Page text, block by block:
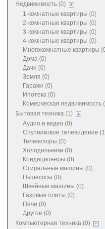
Недвижимость (0)
1-комнатные квартиры (0)
2-комнатные квартиры (0)
3-комнатные квартиры (0)
4-комнатные квартиры (0)
Многокомнатные квартиры
Дома (0)
Дачи (0)
Земля (0)
Гаражи (0)
Ипотека (0)
Комерческая недвижимость
Бытовая техника (1)
Аудио и видео (0)
Спутниковое телевидение
Телевизоры (0)
Холодильники (0)
Кондиционеры (0)
Стиральные машины (0)
Пылесосы (0)
Швейные машины (0)
Газовые плиты (0)
Печи (0)
Другое (0)
Компьютерная техника (0)